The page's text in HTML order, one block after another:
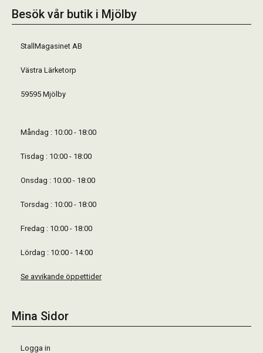
Besök vår butik i Mjölby
StallMagasinet AB
Västra Lärketorp
59595 Mjölby
Måndag : 10:00 - 18:00
Tisdag : 10:00 - 18:00
Onsdag : 10:00 - 18:00
Torsdag : 10:00 - 18:00
Fredag : 10:00 - 18:00
Lördag : 10:00 - 14:00
Se avvikande öppettider
Mina Sidor
Logga in